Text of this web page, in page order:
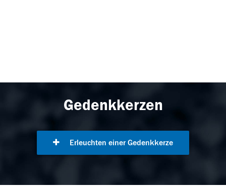
Gedenkkerzen
Erleuchten einer Gedenkkerze